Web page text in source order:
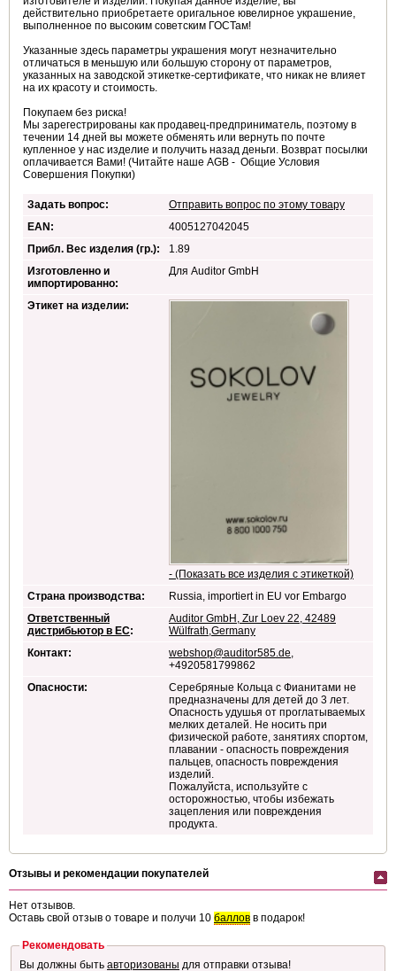
действительно приобретаете оригальное ювелирное украшение,
выполненное по высоким советским ГОСТам!
Указанные здесь параметры украшения могут незначительно
отличаться в меньшую или большую сторону от параметров,
указанных на заводской этикетке-сертификате, что никак не влияет
на их красоту и стоимость.
Покупаем без риска!
Мы зарегестрированы как продавец-предприниматель, поэтому в
течении 14 дней вы можете обменять или вернуть по почте
купленное у нас изделие и получить назад деньги. Возврат посылки
оплачивается Вами! (Читайте наше AGB - Общие Условия
Совершения Покупки)
Задать вопрос:
Отправить вопрос по этому товару
EAN:
4005127042045
Прибл. Вес изделия (гр.):
1.89
Изготовленно и
импортированно:
Для Auditor GmbH
Этикет на изделии:
- (Показать все изделия с этикеткой)
Страна производства:
Russia, importiert in EU vor Embargo
Ответственный
дистрибьютор в ЕС:
Auditor GmbH, Zur Loev 22, 42489
Wülfrath,Germany
Контакт:
webshop@auditor585.de,
+4920581799862
Опасности:
Серебряные Кольца с Фианитами не
предназначены для детей до 3 лет.
Опасность удушья от проглатываемых
мелких деталей. Не носить при
физической работе, занятиях спортом,
плавании - опасность повреждения
пальцев, опасность повреждения
изделий.
Пожалуйста, используйте с
осторожностью, чтобы избежать
зацепления или повреждения
продукта.
Отзывы и рекомендации покупателей
Нет отзывов.
Оставь свой отзыв о товаре и получи 10 баллов в подарок!
Рекомендовать
Вы должны быть авторизованы для отправки отзыва!